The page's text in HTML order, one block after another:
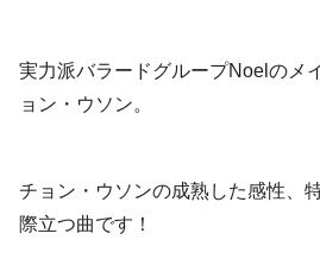
実力派バラードグループNoelのメ
ョン・ウソン。
チョン・ウソンの成熟した感性、
際立つ曲です！